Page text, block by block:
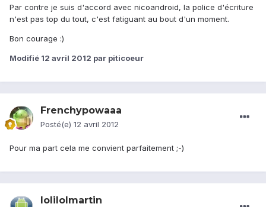
Par contre je suis d'accord avec nicoandroid, la police d'écriture
n'est pas top du tout, c'est fatiguant au bout d'un moment.
Bon courage :)
Modifié 12 avril 2012 par piticoeur
Frenchypowaaa
Posté(e) 12 avril 2012
Pour ma part cela me convient parfaitement ;-)
lolilolmartin